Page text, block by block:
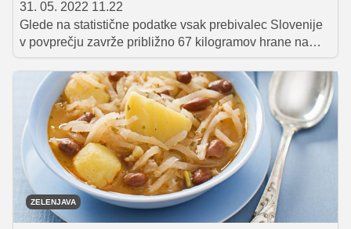
31. 05. 2022 11.22
Glede na statistične podatke vsak prebivalec Slovenije
v povprečju zavrže približno 67 kilogramov hrane na
leto, kar močno obremenjuje okolje. Najbrž se strinjamo,
da je temu treba narediti konec. Začnemo lahko z
majhnimi koraki, s katerimi naravi izkažemo hvaležnost
za vse napogrešljive darove, s katerimi nas radodarno
zalaga. V nadaljevanju smo zato pripravili nekaj
nasvetov, kako pravilno shraniti sadje in zelenjavo, da
ne bosta romala v smeti.
ZELENJAVA